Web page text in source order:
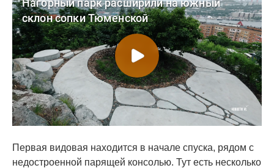
Первая видовая находится в начале спуска, рядом с
недостроенной парящей консолью. Тут есть несколько